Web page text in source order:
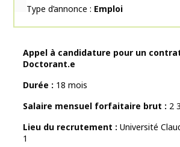
Type d’annonce
Emploi
Appel à candidature pour un
Doctorant.e
Durée : 18 mois
Salaire mensuel forfaitaire brut : 2
Lieu du recrutement : Université
1